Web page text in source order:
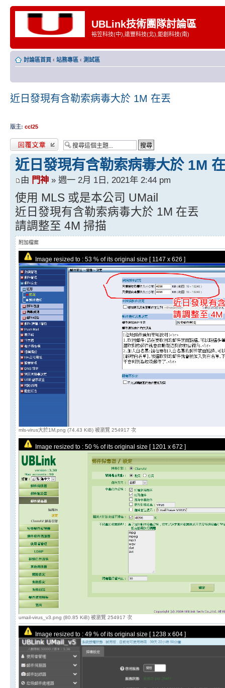
UBLink技術團隊討論區
裕笠科技(中),遠豐科技(北),鉅創科技(南)
討論區首頁 ‹ 站務專區 ‹ 測試區
近日發現有含勒索病毒大於 1M 在丟
版主: ccl25
發表回覆
近日發現有含勒索病毒大於 1M
由 門神 » 週一 2月 1日, 2021年 2:44 pm
使用 MLS 或是本公司 UMail
近日發現有含勒索病毒大於 1M 在丟
請調整至 4M 掃描
附加檔案
Image resized to : 53 % of its original size [ 1147 x 626 ]
mls-virus大於1M.png (74.43 KiB) 被瀏覽 254917 次
Image resized to : 50 % of its original size [ 1201 x 672 ]
umail-virus_v3.png (80.85 KiB) 被瀏覽 254917 次
Image resized to : 49 % of its original size [ 1238 x 604 ]